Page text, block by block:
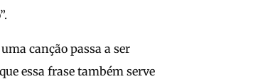
canção passa a ser
essa frase também serve